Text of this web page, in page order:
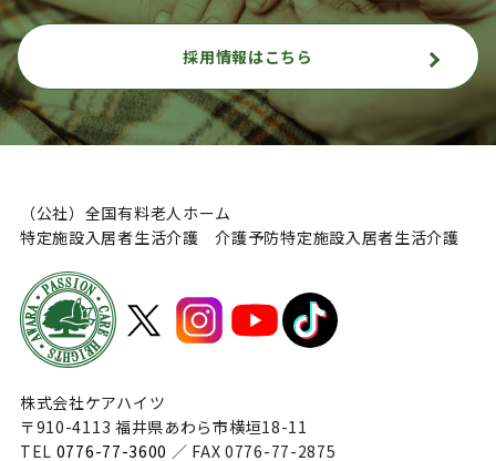
採用情報はこちら
（公社）全国有料老人ホーム
特定施設入居者生活介護 介護予防特定施設入居者生活介護
株式会社ケアハイツ
〒910-4113 福井県あわら市横垣18-11
TEL 0776-77-3600 ／ FAX 0776-77-2875